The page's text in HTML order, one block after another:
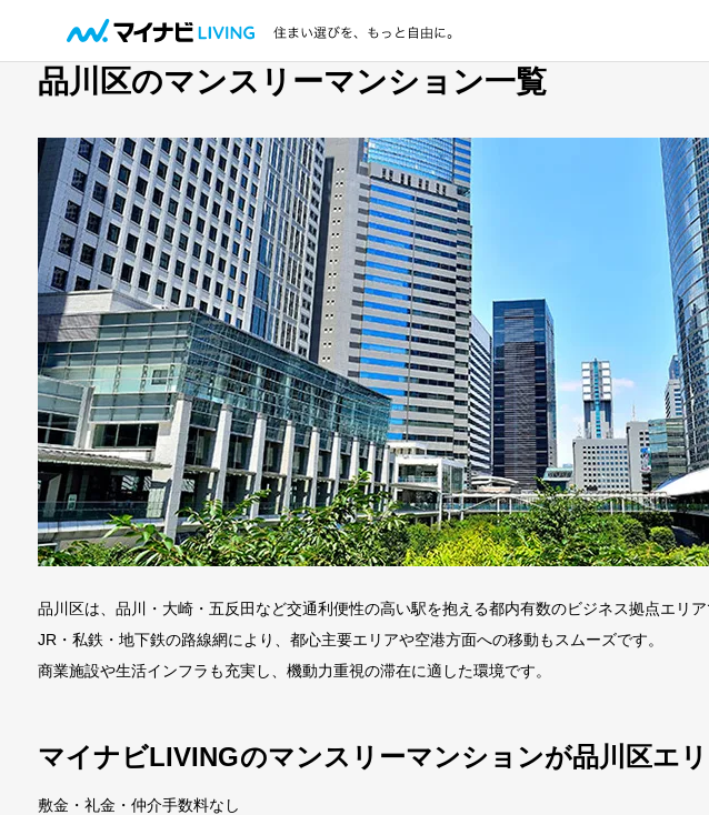
品川区のマンスリーマンション一覧
品川区は、品川・大崎・五反田など交通利便性の高い駅を抱える都内有数のビジネス拠点エリア
JR・私鉄・地下鉄の路線網により、都心主要エリアや空港方面への移動もスムーズです。
商業施設や生活インフラも充実し、機動力重視の滞在に適した環境です。
マイナビLIVINGのマンスリーマンションが品川区エ
敷金・礼金・仲介手数料なし